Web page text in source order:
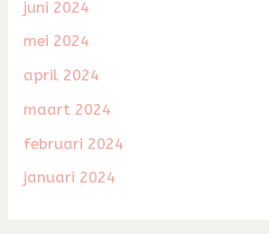
juni 2024
mei 2024
april 2024
maart 2024
februari 2024
januari 2024